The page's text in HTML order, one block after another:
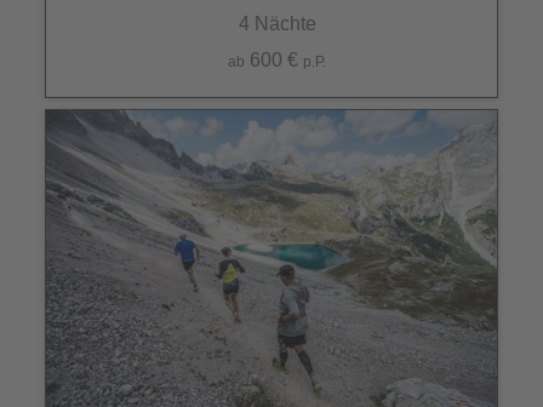
4 Nächte
ab 600 € p.P.